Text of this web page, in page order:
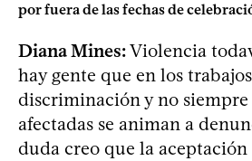
por fuera de las fechas de
Diana Mines:Violencia
hay gente que en los
discriminación y no siempre
afectadas se animan a
duda creo que la aceptación